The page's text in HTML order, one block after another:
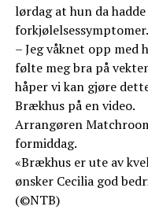
lørdag at hun da
forkjølelsessymptomer.
– Jeg våknet opp med
følte meg bra på
håper vi kan gjøre
Brækhus på en video.
Arrangøren
formiddag.
«Brækhus er ute av
ønsker Cecilia god
(©NTB)